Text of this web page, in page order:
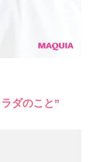
ダのこと”